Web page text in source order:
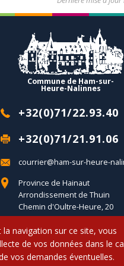
Commune de Ham-sur-
Heure-Nalinnes
+32(0)71/22.93.40
+32(0)71/21.91.06
courrier@ham-sur-heure-
Province de Hainaut
Arrondissement de Thuin
Chemin d'Oultre-Heure, 20
B-6120 Ham-sur-Heure
Commune d'Ham-sur-Heure-
LemonCom
la navigation sur ce site, vous
de vos données dans le
vos demandes éventuelles.